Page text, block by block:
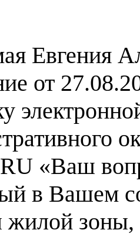
Евгения
от
«Ваш
в Вашем
зоны,